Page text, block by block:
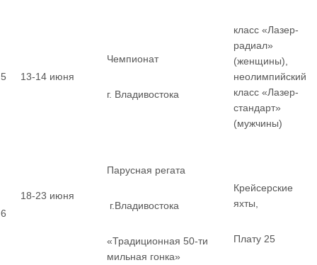
5 13-14 июня
Чемпионат
г. Владивостока
класс «Лазер-
радиал»
(женщины),
неолимпийский
класс «Лазер-
стандарт»
(мужчины)
6
18-23 июня
Парусная регата
г.Владивостока
«Традиционная 50-ти
мильная гонка»
Крейсерские
яхты,
Плату 25